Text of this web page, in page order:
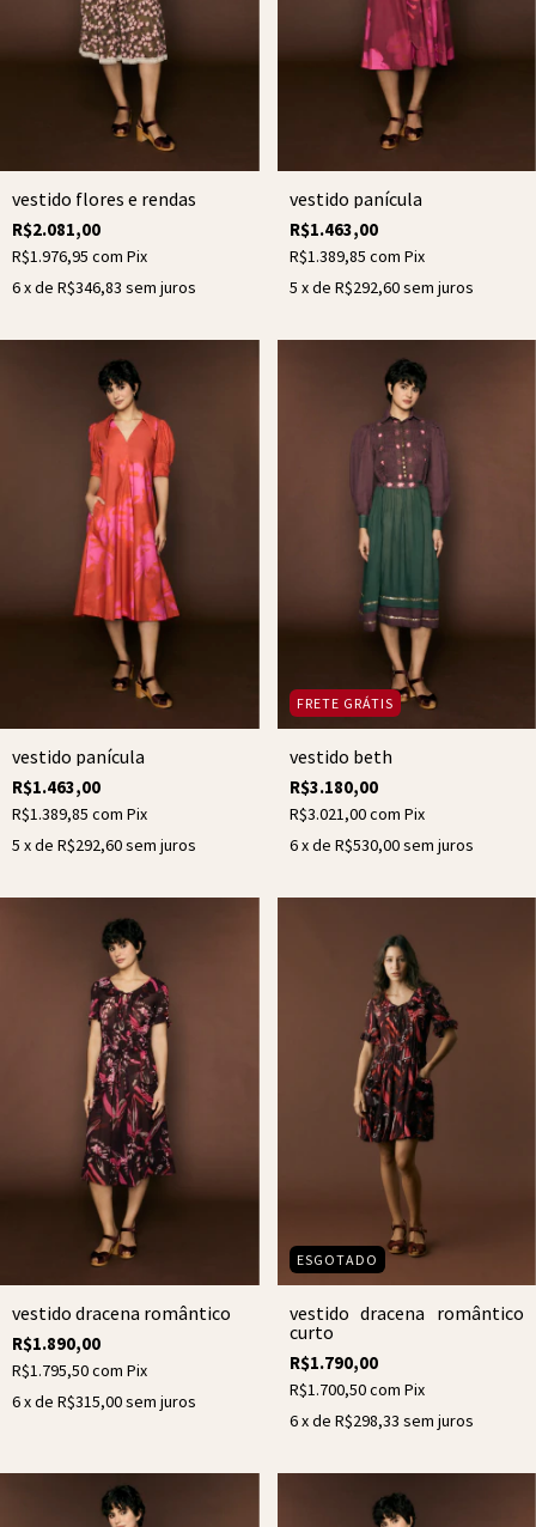
vestido flores e rendas
R$2.081,00
R$1.976,95 com Pix
6x de R$346,83 sem juros
vestido panícula
R$1.463,00
R$1.389,85 com Pix
5 x de R$292,60sem juros
vestido panícula
R$1.463,00
R$1.389,85 com Pix
5 x de R$292,60sem juros
FRETE GRÁTIS
vestido beth
R$3.180,00
R$3.021,00com Pix
6x de R$530,00sem juros
vestido dracena romântico
R$1.890,00
R$1.795,50com Pix
6x de R$315,00sem juros
ESGOTADO
vestido dracena romântico
curto
R$1.790,00
R$1.700,50com Pix
6x de R$298,33 sem juros